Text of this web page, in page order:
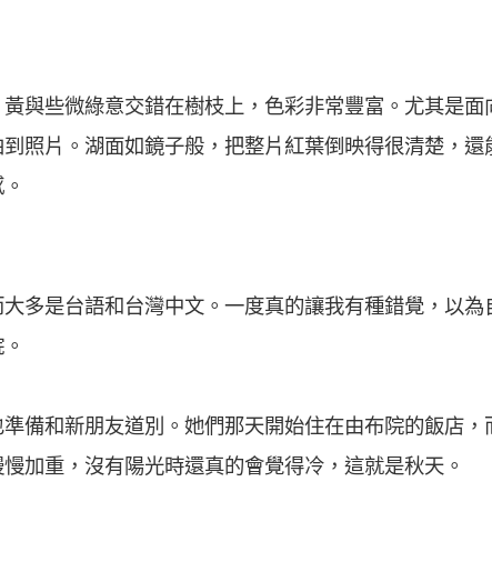
與些微綠意交錯在樹枝上，色彩非常豐富。尤其是面
照片。湖面如鏡子般，把整片紅葉倒映得很清楚，還
多是台語和台灣中文。一度真的讓我有種錯覺，以為
備和新朋友道別。她們那天開始住在由布院的飯店，
加重，沒有陽光時還真的會覺得冷，這就是秋天。